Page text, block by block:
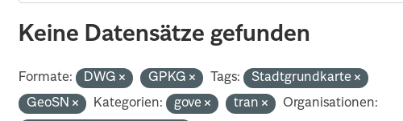
Keine Datensätze gefunden
Formate: DWG GPKG Tags:
Stadtgrundkarte
GeoSN
Kategorien: gove tran
Organisationen: